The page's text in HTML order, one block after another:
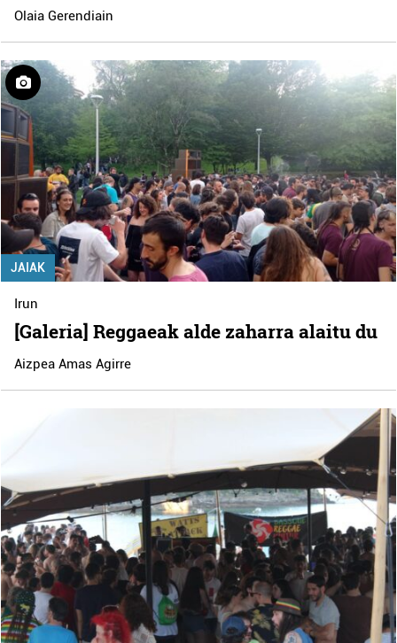
Olaia Gerendiain
JAIAK
Irun
[Galeria] Reggaeak alde zaharra alaitu du
Aizpea Amas Agirre